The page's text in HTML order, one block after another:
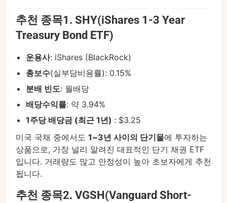
추천 종목1. SHY(iShares 1-3 Year
Treasury Bond ETF)
운용사: iShares (BlackRock)
총보수(실부담비용률): 0.15%
분배 빈도: 월배당
배당수익률: 약 3.94%
1주당 배당금 (최근 1년) : $3.25
미국 국채 중에서도 1~3년 사이의 단기물에 투자하는
상품으로, 가장 널리 알려진 대표적인 단기 채권 ETF
입니다. 거래량도 많고 안정성이 높아 초보자에게 추천
됩니다.
추천 종목2. VGSH(Vanguard Short-